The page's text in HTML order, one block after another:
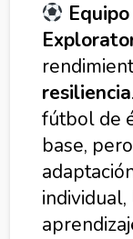
resiliencia
fútbol de
base,